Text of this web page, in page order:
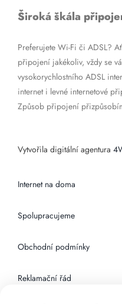
Široká škála
Preferujete Wi-Fi či ADSL?
připojení jakékoliv, vždy se
vysokorychlostního ADSL
internet i levné internetové
Způsob připojení
Vytvořila digitální agentura
Internet na doma
Spolupracujeme
Obchodní podmínky
Reklamační řád